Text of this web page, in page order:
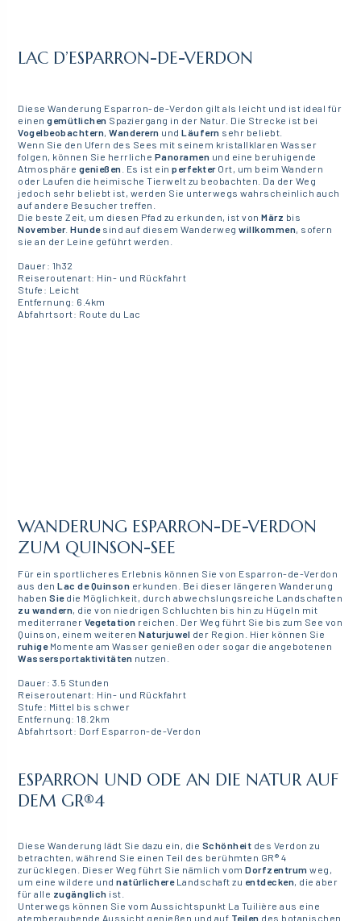
LAC D’ESPARRON-DE-VERDON
Diese Wanderung Esparron-de-Verdon gilt als leicht und ist ideal für
einengemütlichen Spaziergang in der Natur. Die Strecke ist bei
Vogelbeobachtern,Wanderern undLäufern sehr beliebt.
Wenn Sie den Ufern des Sees mit seinem kristallklaren Wasser
folgen, können Sie herrliche Panoramen und eine beruhigende
Atmosphäre genießen . Es ist einperfekter Ort, um beim Wandern
oder Laufen die heimische Tierwelt zu beobachten. Da der Weg
jedoch sehr beliebt ist, werden Sie unterwegs wahrscheinlich auch
auf andere Besucher treffen.
Die beste Zeit, um diesen Pfad zu erkunden, ist vonMärz bis
November.Hunde sind auf diesem Wanderwegwillkommen, sofern
sie an der Leine geführt werden.
Dauer: 1h32
Reiseroutenart: Hin- und Rückfahrt
Stufe: Leicht
Entfernung: 6.4km
Abfahrtsort: Route du Lac
WANDERUNG ESPARRON-DE-VERDON
ZUM QUINSON-SEE
Für ein sportlicheres Erlebnis können Sie von Esparron-de-Verdon
aus denLac de Quinson erkunden. Bei dieser längeren Wanderung
habenSie die Möglichkeit, durch abwechslungsreiche Landschaften
zu wandern , die von niedrigen Schluchten bis hin zu Hügeln mit
mediterraner Vegetation reichen. Der Weg führt Sie bis zum See von
Quinson, einem weiterenNaturjuwel der Region. Hier können Sie
ruhige Momente am Wasser genießen oder sogar die angebotenen
Wassersportaktivitäten nutzen.
Dauer: 3.5 Stunden
Reiseroutenart: Hin- und Rückfahrt
Stufe: Mittel bis schwer
Entfernung: 18.2km
Abfahrtsort: Dorf Esparron-de-Verdon
ESPARRON UND ODE AN DIE NATUR AUF
DEM GR®4
Diese Wanderung lädt Sie dazu ein, die Schönheit des Verdon zu
betrachten, während Sie einen Teil des berühmten GR® 4
zurücklegen. Dieser Weg führt Sie nämlich vomDorfzentrumweg,
um eine wildere undnatürlichere Landschaft zu entdecken , die aber
für alle zugänglich ist.
Unterwegs können Sie vom Aussichtspunkt La Tuilière aus eine
atemberaubende Aussicht genießen und auf Teilen des botanischen